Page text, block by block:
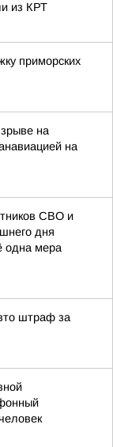
из КРТ
приморских
на
на
СВО и
дня
одна мера
штраф за